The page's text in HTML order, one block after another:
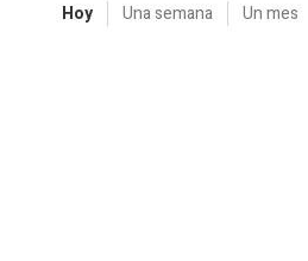
Hoy Una semana Un mes